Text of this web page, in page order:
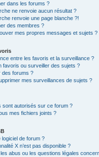
dans les forums ?
ne renvoie aucun résultat ?
renvoie une page blanche ?!
des membres ?
mes propres messages et sujets ?
entre les favoris et la surveillance ?
favoris ou surveiller des sujets ?
des forums ?
mes surveillances de sujets ?
sont autorisés sur ce forum ?
mes fichiers joints ?
de forum ?
X n’est pas disponible ?
abus ou les questions légales